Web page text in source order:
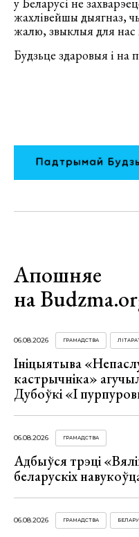
жахлівейшы дыягназ,
жалю, звыклыя для нас
Будзьце здаровыя і на
Апошняе
на
06.08.2026 ГРАМАДСТВА
Ініцыятыва
кастрычніка»
Дубоўкі «І
06.08.2026 ГРАМАДСТВА
Адбыўся трэці
беларускіх
06.08.2026 ГРАМАДСТВА